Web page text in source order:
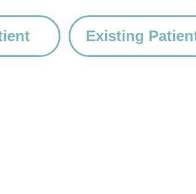
Existing